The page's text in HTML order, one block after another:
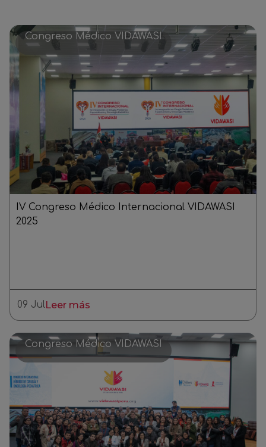
Congreso Médico VIDAWASI
IV Congreso Médico Internacional VIDAWASI
2025
09 JulLeer más
Congreso Médico VIDAWASI